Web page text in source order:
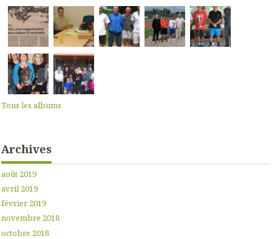
Tous les albums
Archives
août 2019
avril 2019
février 2019
novembre 2018
octobre 2018